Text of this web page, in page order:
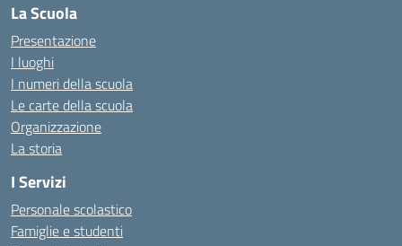
La Scuola
Presentazione
I luoghi
I numeri della scuola
Le carte della scuola
Organizzazione
La storia
I Servizi
Personale scolastico
Famiglie e studenti